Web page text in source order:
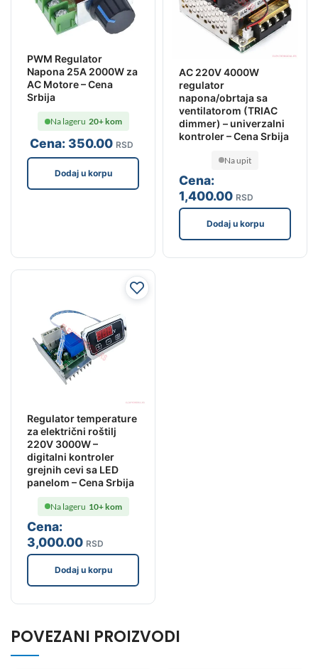
PWM Regulator
Napona 25A 2000W za
AC Motore – Cena
Srbija
Cena:350.00 RSD
Na lageru 20+ kom
Dodaj u korpu
AC 220V 4000W
regulator
napona/obrtaja sa
ventilatorom (TRIAC
dimmer) – univerzalni
kontroler – Cena Srbija
Cena:
1,400.00 RSD
Na upit
Dodaj u korpu
Regulator temperature
za električni roštilj
220V 3000W –
digitalni kontroler
grejnih cevi sa LED
panelom – Cena Srbija
Cena:
3,000.00 RSD
Na lageru 10+ kom
Dodaj u korpu
POVEZANI PROIZVODI